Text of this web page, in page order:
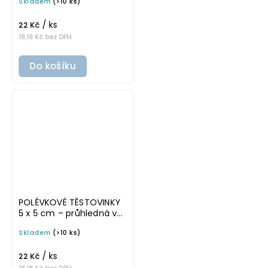
samolepka na
18,18 Kč bez DPH
22 Kč / ks
Do košíku
POLÉVKOVÉ TĚSTOVINKY
5 x 5 cm – průhledná v
omyvatelná samolepka
Skladem (>10 ks)
22 Kč / ks